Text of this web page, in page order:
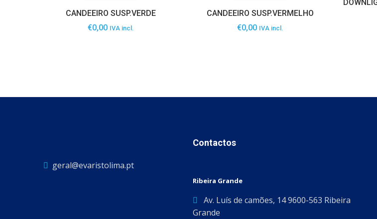
CANDEEIRO SUSP.VERDE
€0,00 IVA incl.
CANDEEIRO SUSP.VERMELHO
€0,00 IVA incl.
geral@evaristolima.pt
Contactos
Ribeira Grande
Av. Luís de camões, 14 9600-563 Ribeira
Grande